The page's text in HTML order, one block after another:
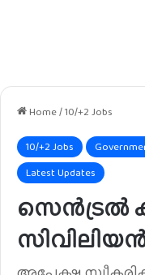
Home/10/+2 Jobs
10/+2 Jobs
Latest Updates
സെൻട്രൽ